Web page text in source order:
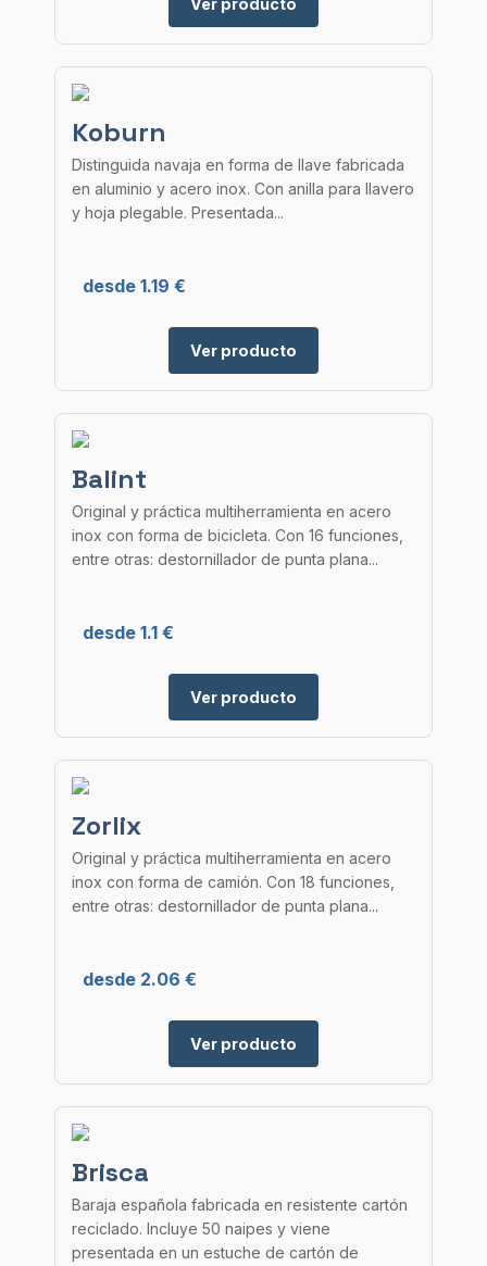
Ver producto
Koburn
Distinguida navaja en forma de llave fabricada
en aluminio y acero inox. Con anilla para llavero
y hoja plegable. Presentada...
desde 1.19 €
Ver producto
Balint
Original y práctica multiherramienta en acero
inox con forma de bicicleta. Con 16 funciones,
entre otras: destornillador de punta plana...
desde 1.1 €
Ver producto
Zorlix
Original y práctica multiherramienta en acero
inox con forma de camión. Con 18 funciones,
entre otras: destornillador de punta plana...
desde 2.06 €
Ver producto
Brisca
Baraja española fabricada en resistente cartón
reciclado. Incluye 50 naipes y viene
presentada en un estuche de cartón de